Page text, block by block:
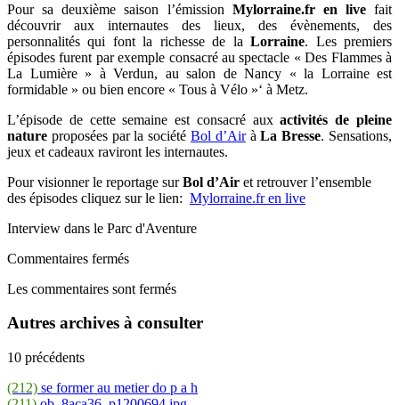
Pour sa deuxième saison l’émission Mylorraine.fr en livefait
découvrir aux internautes des lieux, des évènements, des
personnalités qui font la richesse de laLorraine. Les premiers
épisodes furent par exemple consacré au spectacle « Des Flammes à
La Lumière » à Verdun, au salon de Nancy « la Lorraine est
formidable » ou bien encore « Tous à Vélo »‘ à Metz.
L’épisode de cette semaine est consacré auxactivités de pleine
nature proposées par la société Bol d’Airà La Bresse. Sensations,
jeux et cadeaux raviront les internautes.
Pour visionner le reportage surBol d’Air et retrouver l’ensemble
des épisodes cliquez sur le lien: Mylorraine.fr en live
Interview dans le Parc d'Aventure
Commentaires fermés
Les commentaires sont fermés
Autres archives à consulter
10 précédents
(212) se former au metier do p a h